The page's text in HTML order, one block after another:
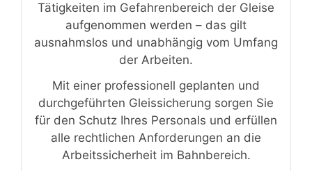
Tätigkeiten im Gefahrenbereich der Gleise
aufgenommen werden – das gilt
ausnahmslos und unabhängig vom Umfang
der Arbeiten.
Mit einer professionell geplanten und
durchgeführten Gleissicherung sorgen Sie
für den Schutz Ihres Personals und erfüllen
alle rechtlichen Anforderungen an die
Arbeitssicherheit im Bahnbereich.